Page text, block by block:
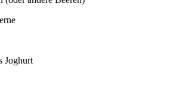
Joghurt